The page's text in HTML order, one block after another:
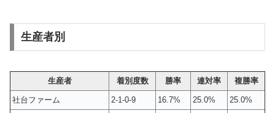
生産者別
生産者 着別度数 勝率 連対率 複勝率
社台ファーム 2-1-0-9 16.7% 25.0% 25.0%